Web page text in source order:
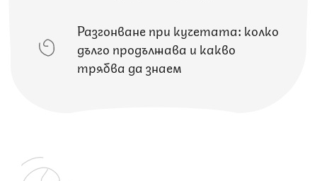
Разгонване при кучетата: колко
дълго продължава и какво
трябва да знаем